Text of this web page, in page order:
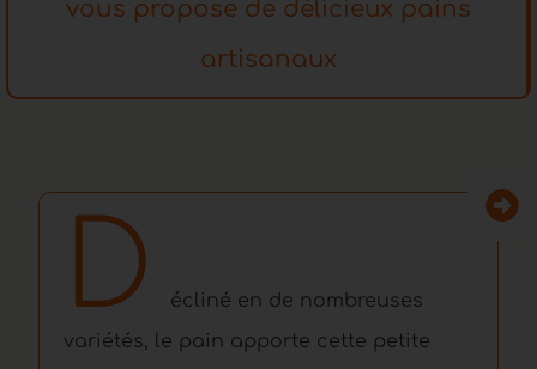
vous propose de délicieux pains
artisanaux
D
écliné en de nombreuses
variétés, le pain apporte cette petite